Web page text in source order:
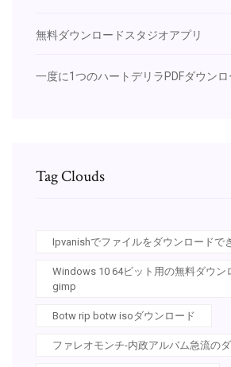
無料ダウンロードスタジオアプリ
一度に1つのハートデリラPDFダウンロ
Tag Clouds
Ipvanishでファイルをダウンロードで
Windows 10 64ビット用の無料ダウン
gimp
Botw rip botw isoダウンロード
ファレオモンチ-内政アルバム急流の